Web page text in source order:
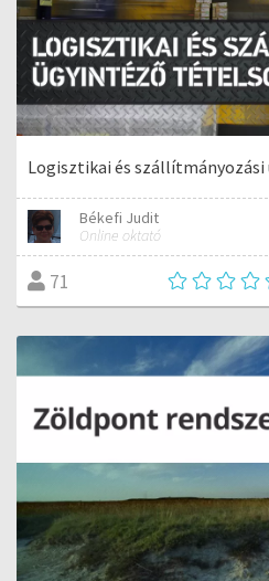
Logisztikai és
Békefi Judit
Online oktató
71